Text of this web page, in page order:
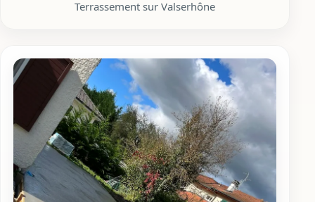
Terrassement sur Valserhône